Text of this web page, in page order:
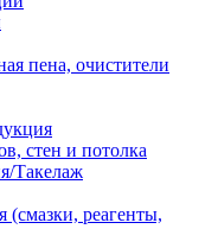
пена, очистители
стен и потолка
Такелаж
(смазки, реагенты,